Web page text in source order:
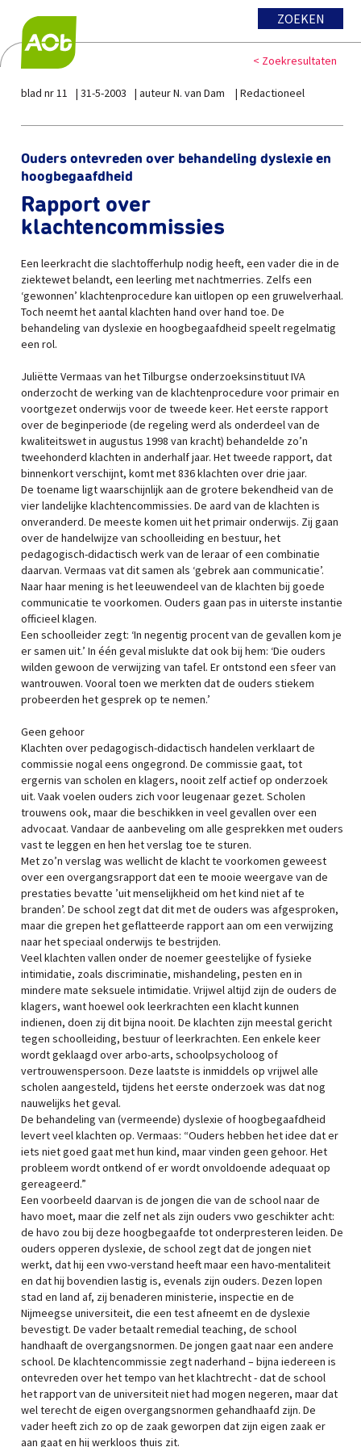
ZOEKEN
< Zoekresultaten
blad nr 11 31-5-2003 auteur N. van Dam Redactioneel
Ouders ontevreden over behandeling dyslexie en
hoogbegaafdheid
Rapport over
klachtencommissies
Een leerkracht die slachtofferhulp nodig heeft, een vader die in de
ziektewet belandt, een leerling met nachtmerries. Zelfs een
‘gewonnen’ klachtenprocedure kan uitlopen op een gruwelverhaal.
Toch neemt het aantal klachten hand over hand toe. De
behandeling van dyslexie en hoogbegaafdheid speelt regelmatig
een rol.
Juliëtte Vermaas van het Tilburgse onderzoeksinstituut IVA
onderzocht de werking van de klachtenprocedure voor primair en
voortgezet onderwijs voor de tweede keer. Het eerste rapport
over de beginperiode (de regeling werd als onderdeel van de
kwaliteitswet in augustus 1998 van kracht) behandelde zo’n
tweehonderd klachten in anderhalf jaar. Het tweede rapport, dat
binnenkort verschijnt, komt met 836 klachten over drie jaar.
De toename ligt waarschijnlijk aan de grotere bekendheid van de
vier landelijke klachtencommissies. De aard van de klachten is
onveranderd. De meeste komen uit het primair onderwijs. Zij gaan
over de handelwijze van schoolleiding en bestuur, het
pedagogisch-didactisch werk van de leraar of een combinatie
daarvan. Vermaas vat dit samen als ‘gebrek aan communicatie’.
Naar haar mening is het leeuwendeel van de klachten bij goede
communicatie te voorkomen. Ouders gaan pas in uiterste instantie
officieel klagen.
Een schoolleider zegt: ‘In negentig procent van de gevallen kom je
er samen uit.’ In één geval mislukte dat ook bij hem: ‘Die ouders
wilden gewoon de verwijzing van tafel. Er ontstond een sfeer van
wantrouwen. Vooral toen we merkten dat de ouders stiekem
probeerden het gesprek op te nemen.’
Geen gehoor
Klachten over pedagogisch-didactisch handelen verklaart de
commissie nogal eens ongegrond. De commissie gaat, tot
ergernis van scholen en klagers, nooit zelf actief op onderzoek
uit. Vaak voelen ouders zich voor leugenaar gezet. Scholen
trouwens ook, maar die beschikken in veel gevallen over een
advocaat. Vandaar de aanbeveling om alle gesprekken met ouders
vast te leggen en hen het verslag toe te sturen.
Met zo’n verslag was wellicht de klacht te voorkomen geweest
over een overgangsrapport dat een te mooie weergave van de
prestaties bevatte ’uit menselijkheid om het kind niet af te
branden’. De school zegt dat dit met de ouders was afgesproken,
maar die grepen het geflatteerde rapport aan om een verwijzing
naar het speciaal onderwijs te bestrijden.
Veel klachten vallen onder de noemer geestelijke of fysieke
intimidatie, zoals discriminatie, mishandeling, pesten en in
mindere mate seksuele intimidatie. Vrijwel altijd zijn de ouders de
klagers, want hoewel ook leerkrachten een klacht kunnen
indienen, doen zij dit bijna nooit. De klachten zijn meestal gericht
tegen schoolleiding, bestuur of leerkrachten. Een enkele keer
wordt geklaagd over arbo-arts, schoolpsycholoog of
vertrouwenspersoon. Deze laatste is inmiddels op vrijwel alle
scholen aangesteld, tijdens het eerste onderzoek was dat nog
nauwelijks het geval.
De behandeling van (vermeende) dyslexie of hoogbegaafdheid
levert veel klachten op. Vermaas: “Ouders hebben het idee dat er
iets niet goed gaat met hun kind, maar vinden geen gehoor. Het
probleem wordt ontkend of er wordt onvoldoende adequaat op
gereageerd.”
Een voorbeeld daarvan is de jongen die van de school naar de
havo moet, maar die zelf net als zijn ouders vwo geschikter acht:
de havo zou bij deze hoogbegaafde tot onderpresteren leiden. De
ouders opperen dyslexie, de school zegt dat de jongen niet
werkt, dat hij een vwo-verstand heeft maar een havo-mentaliteit
en dat hij bovendien lastig is, evenals zijn ouders. Dezen lopen
stad en land af, zij benaderen ministerie, inspectie en de
Nijmeegse universiteit, die een test afneemt en de dyslexie
bevestigt. De vader betaalt remedial teaching, de school
handhaaft de overgangsnormen. De jongen gaat naar een andere
school. De klachtencommissie zegt naderhand – bijna iedereen is
ontevreden over het tempo van het klachtrecht - dat de school
het rapport van de universiteit niet had mogen negeren, maar dat
wel terecht de eigen overgangsnormen gehandhaafd zijn. De
vader heeft zich zo op de zaak geworpen dat zijn eigen zaak er
aan gaat en hij werkloos thuis zit.